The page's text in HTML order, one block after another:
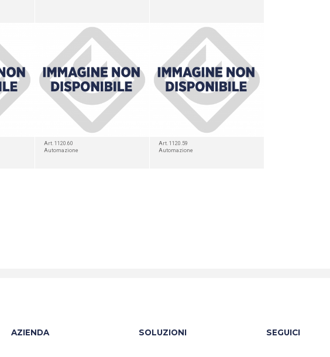
Art. 1120.60
Automazione
Art. 1120.59
Automazione
AZIENDA SOLUZIONI SEGUICI